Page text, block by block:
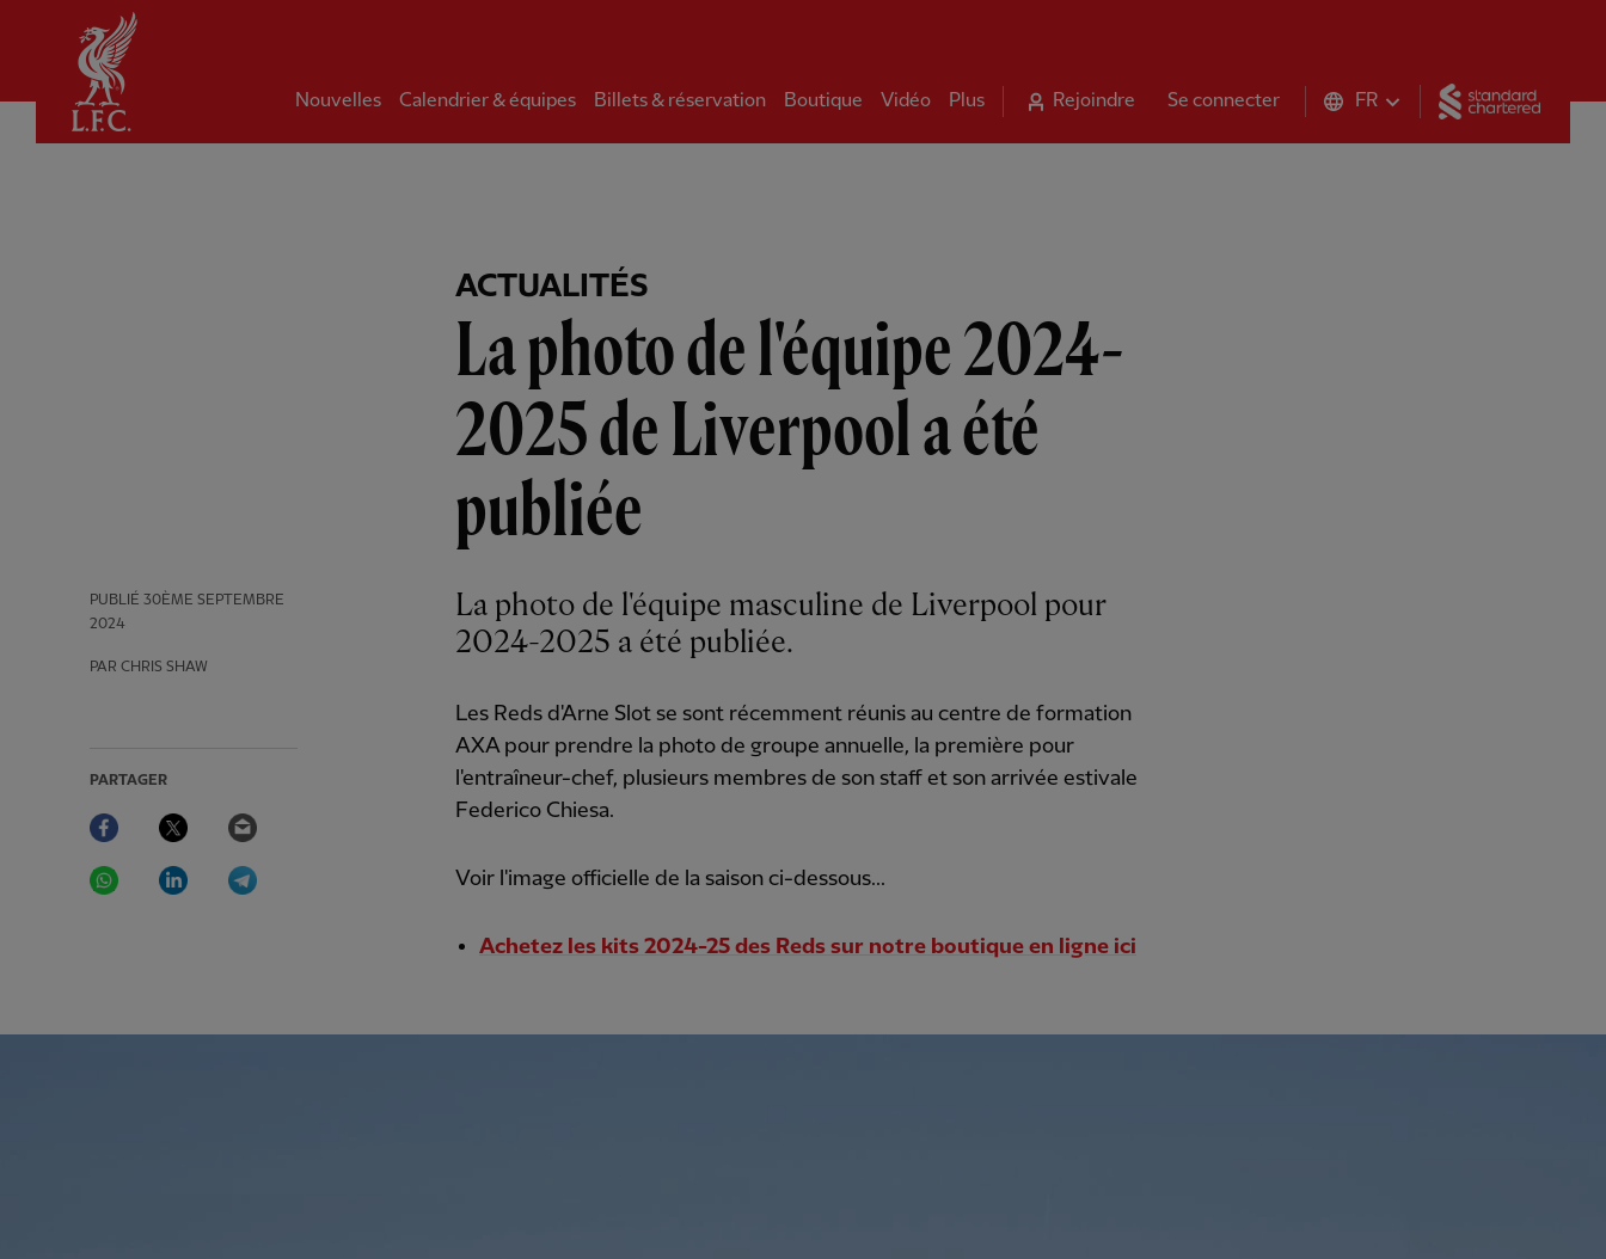
Nouvelles Calendrier & équipes Billets & réservation Boutique Vidéo Plus Rejoindre Se connecter FR
ACTUALITÉS
La photo de l'équipe 2024-
2025 de Liverpool a été
publiée
PUBLIÉ 30ÈME SEPTEMBRE
2024
PAR CHRIS SHAW
PARTAGER
Facebook Twitter
WhatsAppLinkedIn
La photo de l'équipe masculine de Liverpool pour
2024-2025 a été publiée.
Les Reds d'Arne Slot se sont récemment réunis au centre de formation
AXA pour prendre la photo de groupe annuelle, la première pour
l'entraîneur-chef, plusieurs membres de son staff et son arrivée estivale
Federico Chiesa.
Voir l'image officielle de la saison ci-dessous...
Achetez les kits 2024-25 des Reds sur notre boutique en ligne ici